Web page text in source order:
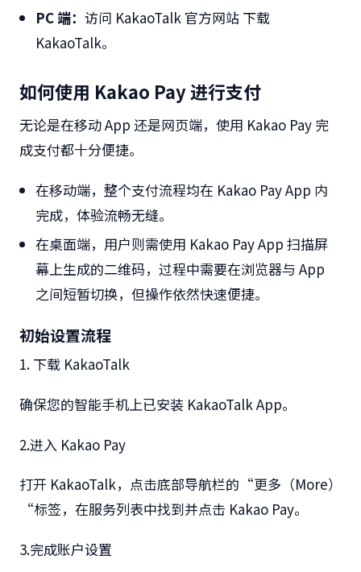
PC端：访问 KakaoTalk 官方网站 下载
KakaoTalk。
如何使用 Kakao Pay进行支付
无论是在移动App 还是网页端，使用 Kakao Pay 完
成支付都十分便捷。
在移动端，整个支付流程均在 Kakao Pay App 内
完成，体验流畅无缝。
在桌面端，用户则需使用 Kakao Pay App扫描屏
幕上生成的二维码，过程中需要在浏览器与 App
之间短暂切换，但操作依然快速便捷。
初始设置流程
1. 下载 KakaoTalk
确保您的智能手机上已安装 KakaoTalk App。
2.进入 Kakao Pay
打开 KakaoTalk，点击底部导航栏的 “更多（More）
“标签，在服务列表中找到并点击 Kakao Pay。
3.完成账户设置